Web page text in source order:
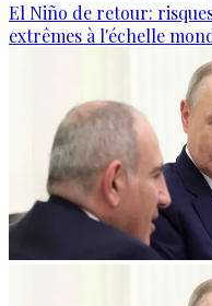
El Niño de retour:
extrêmes à l'échelle